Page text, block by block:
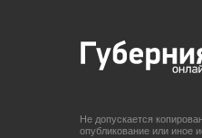
Не допускается
опубликование или иное